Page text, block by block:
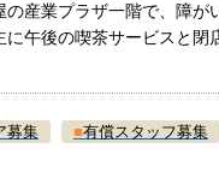
の産業プラザ一階で、障
に午後の喫茶サービスと閉
募集 ■有償スタッフ募集